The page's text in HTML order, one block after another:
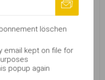
löschen
email kept on file for
popup again